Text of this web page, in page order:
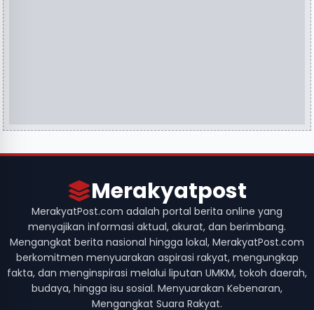
Merakyatpost
MerakyatPost.com adalah portal berita online yang
menyajikan informasi aktual, akurat, dan berimbang.
Mengangkat berita nasional hingga lokal, MerakyatPost.com
berkomitmen menyuarakan aspirasi rakyat, mengungkap
fakta, dan menginspirasi melalui liputan UMKM, tokoh daerah,
budaya, hingga isu sosial. Menyuarakan Kebenaran,
Mengangkat Suara Rakyat.